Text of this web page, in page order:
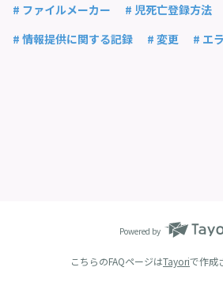
# ファイルメーカー
# 児死亡登録方法
# 情報提供に関する記録
# 変更 # エ
Powered by
こちらのFAQページはTayoriで作成